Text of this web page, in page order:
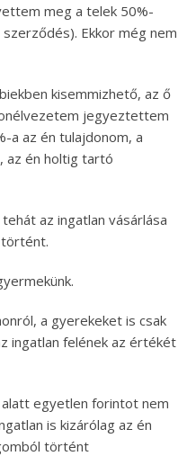
meg a telek 50%-
Ekkor még nem
kisemmizhető, az ő
jegyeztettem
a az én tulajdonom, a
az én holtig tartó
az ingatlan vásárlása
a gyerekeket is csak
ingatlan felének az értékét
egyetlen forintot nem
is kizárólag az én
történt